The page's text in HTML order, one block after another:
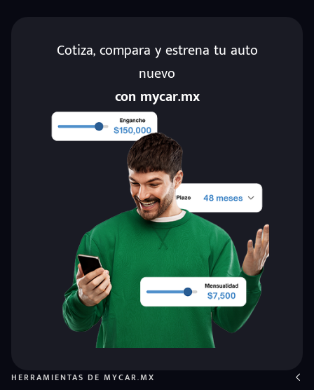
Cotiza, compara y estrena tu auto
nuevo
con mycar.mx
HERRAMIENTAS DE MYCAR.MX